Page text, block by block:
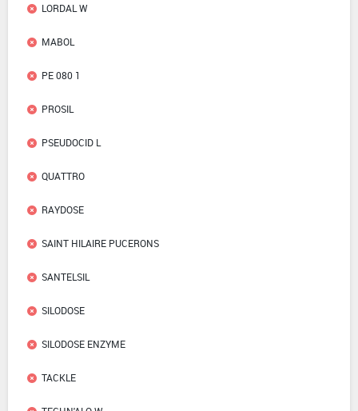
LORDAL W
MABOL
PE 080 1
PROSIL
PSEUDOCID L
QUATTRO
RAYDOSE
SAINT HILAIRE PUCERONS
SANTELSIL
SILODOSE
SILODOSE ENZYME
TACKLE